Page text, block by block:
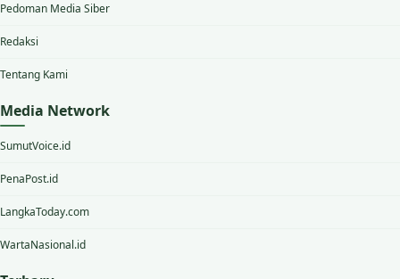
Pedoman Media Siber
Redaksi
Tentang Kami
Media Network
SumutVoice.id
PenaPost.id
LangkaToday.com
WartaNasional.id